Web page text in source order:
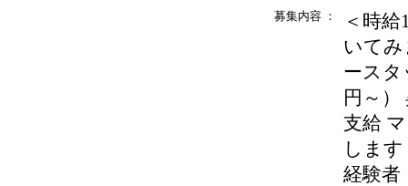
募集内容 ：
＜時
いてみ
ースタ
円～
支給
しま
経験者